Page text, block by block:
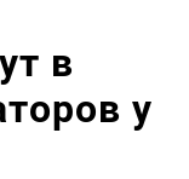
в
у